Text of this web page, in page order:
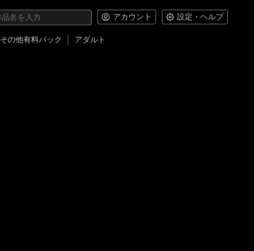
アカウント 設定・ヘルプ
その他有料パック アダルト